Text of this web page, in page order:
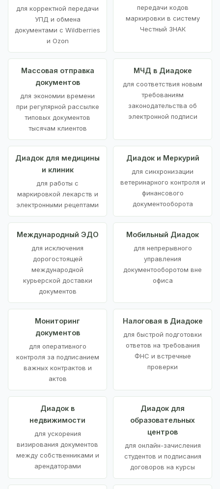
для корректной передачи
УПД и обмена
документами с Wildberries
и Ozon
передачи кодов
маркировки в систему
Честный ЗНАК
Массовая отправка
документов
для экономии времени
при регулярной рассылке
типовых документов
тысячам клиентов
МЧД в Диадоке
для соответствия новым
требованиям
законодательства об
электронной подписи
Диадок для медицины
и клиник
для работы с
маркировкой лекарств и
электронными рецептами
Диадок и Меркурий
для синхронизации
ветеринарного контроля и
финансового
документооборота
Международный ЭДО
для исключения
дорогостоящей
международной
курьерской доставки
документов
Мобильный Диадок
для непрерывного
управления
документооборотом вне
офиса
Мониторинг
документов
для оперативного
контроля за подписанием
важных контрактов и
актов
Налоговая в Диадоке
для быстрой подготовки
ответов на требования
ФНС и встречные
проверки
Диадок в
недвижимости
для ускорения
визирования документов
между собственниками и
арендаторами
Диадок для
образовательных
центров
для онлайн-зачисления
студентов и подписания
договоров на курсы